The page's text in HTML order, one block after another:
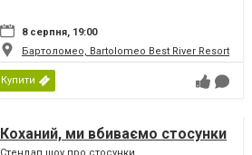
8 серпня, 19:00
Бартоломео, Bartolomeo Best River Resort
Купити
Коханий, ми вбиваємо стосунки
Стендап шоу про стосунки